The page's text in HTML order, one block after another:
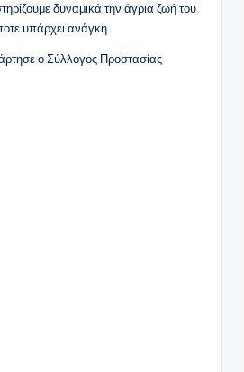
δυναμικά την άγρια ζωή του
υπάρχει ανάγκη.
ο Σύλλογος Προστασίας